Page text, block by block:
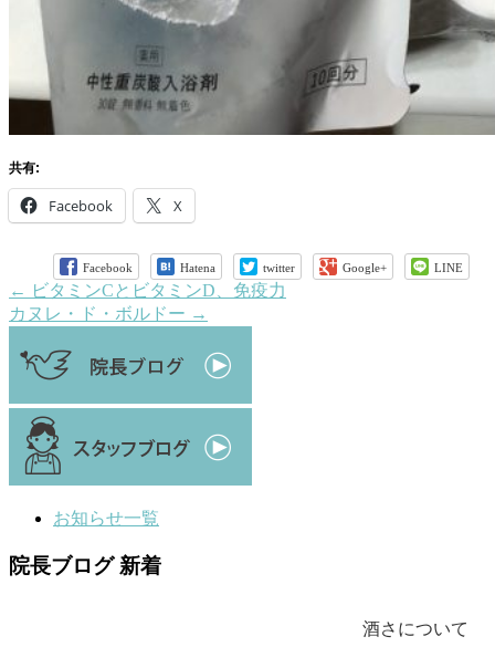
共有:
Facebook X
Facebook Hatena twitter Google+ LINE
← ビタミンCとビタミンD、免疫力
カヌレ・ド・ボルドー →
お知らせ一覧
院長ブログ 新着
酒さについて